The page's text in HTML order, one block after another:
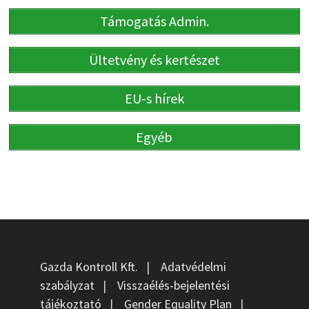
Támogatás Admin.
Ültetvény és kertészet
EU-s hírek
Egyéb
Gazda Kontroll Kft. | Adatvédelmi
szabályzat| Visszaélés-bejelentési
tájékoztató | Gender Equality Plan |